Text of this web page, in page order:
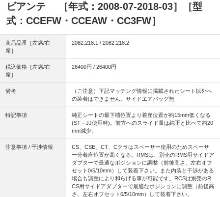
ビアンテ ［年式：2008-07-2018-03］［型
式：CCEFW・CCEAW・CC3FW］
商品品番［左席/右
席］
2082.218.1 / 2082.218.2
税込価格［左席/右
席］
26400円 / 26400円
備考
（ご注意）下記マッチング情報に掲載されたシート以外へ
の装着はできません。サイドエアバッグ無
特記事項
純正シートの最下端位置より着座位置が約15mm低くなる
(ST－JJ使用時)。前方へのスライド量は純正と比べて約20
mm減少。
注意事項 / 干渉情報
CS、CSE、CT、Cクラはスペーサー使用のためスペーサ
ー分着座位置が高くなる。RMSは、別売のRMS用サイドア
ダプターで最適なポジションに調整（前後高さ、左右オフ
セット0/5/10mm）して装着下さい。また内装と干渉がある
場合も調整により和らげる事が可能です。RCSは別売のR
CS用サイドアダプターで最適なポジションに調整（前後高
さ、左右オフセット0/5/10mm）して装着下さい。